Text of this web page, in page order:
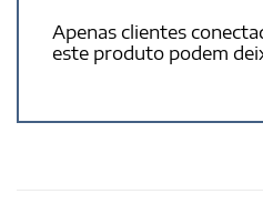
Apenas clientes
este produto podem